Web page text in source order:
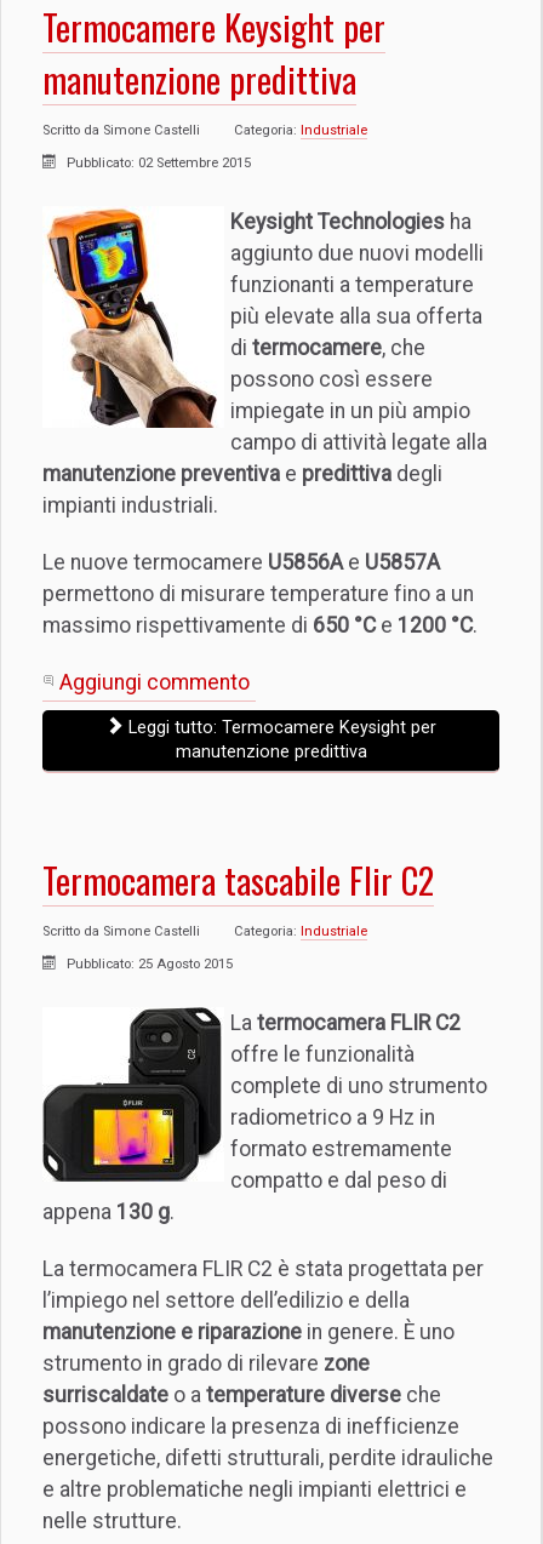
Termocamere Keysight per
manutenzione predittiva
Scritto da Simone Castelli Categoria: Industriale
Pubblicato: 02 Settembre 2015
Keysight Technologies ha
aggiunto due nuovi modelli
funzionanti a temperature
più elevate alla sua offerta
di termocamere, che
possono così essere
impiegate in un più ampio
campo di attività legate alla
manutenzione preventiva e predittiva degli
impianti industriali.
Le nuove termocamere U5856Ae U5857A
permettono di misurare temperature fino a un
massimo rispettivamente di 650 °Ce 1200 °C.
Aggiungi commento
Leggi tutto: Termocamere Keysight per
manutenzione predittiva
Termocamera tascabile Flir C2
Scritto da Simone Castelli Categoria: Industriale
Pubblicato: 25 Agosto 2015
La termocamera FLIR C2
offre le funzionalità
complete di uno strumento
radiometrico a 9 Hz in
formato estremamente
compatto e dal peso di
appena 130 g.
La termocamera FLIR C2 è stata progettata per
l’impiego nel settore dell’edilizio e della
manutenzione e riparazione in genere. È uno
strumento in grado di rilevare zone
surriscaldate o a temperature diverse che
possono indicare la presenza di inefficienze
energetiche, difetti strutturali, perdite idrauliche
e altre problematiche negli impianti elettrici e
nelle strutture.